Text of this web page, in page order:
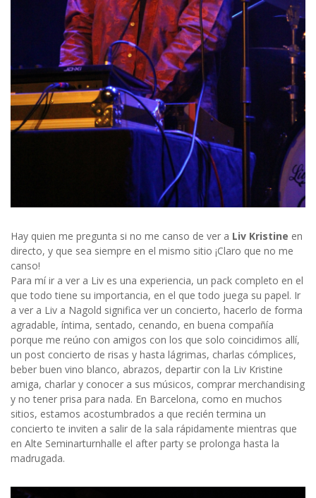
Hay quien me pregunta si no me canso de ver a Liv Kristine en
directo, y que sea siempre en el mismo sitio ¡Claro que no me
canso!
Para mí ir a ver a Liv es una experiencia, un pack completo en el
que todo tiene su importancia, en el que todo juega su papel. Ir
a ver a Liv a Nagold significa ver un concierto, hacerlo de forma
agradable, íntima, sentado, cenando, en buena compañía
porque me reúno con amigos con los que solo coincidimos allí,
un post concierto de risas y hasta lágrimas, charlas cómplices,
beber buen vino blanco, abrazos, departir con la Liv Kristine
amiga, charlar y conocer a sus músicos, comprar merchandising
y no tener prisa para nada. En Barcelona, como en muchos
sitios, estamos acostumbrados a que recién termina un
concierto te inviten a salir de la sala rápidamente mientras que
en Alte Seminarturnhalle el after party se prolonga hasta la
madrugada.